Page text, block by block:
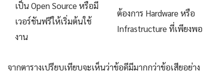
เป็น Open Source หรือมี
เวอร์ชันฟรีให้เริ่มต้นใช้
งาน
ต้องการ Hardware หรือ
Infrastructure ที่เพียงพอ
จากตารางเปรียบเทียบจะเห็นว่าข้อดีมีมากกว่าข้อเสียอย่าง